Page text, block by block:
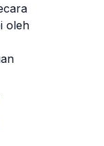
oleh